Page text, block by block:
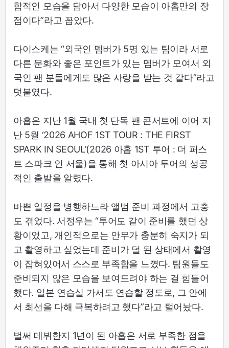
합적인 모습을 담아서 다양한 모습이 아홉만의 장
점이다”라고 꼽았다.
다이스케는 “외국인 멤버가 5명 있는 팀이라 서로
다른 문화와 좋은 포인트가 있는 멤버가 모여서 외
국인 팬 분들에게도 많은 사랑을 받는 것 같다”라고
덧붙였다.
아홉은 지난 1월 국내 첫 단독 팬 콘서트에 이어 지
난 5월 ‘2026 AHOF 1ST TOUR : THE FIRST
SPARK IN SEOUL’(2026 아홉 1ST 투어 : 더 퍼스
트 스파크 인 서울)을 통해 첫 아시아 투어의 성공
적인 출발을 알렸다.
바쁜 일정을 병행하느라 앨범 준비 과정에서 고충
도 겪었다. 서정우는 “투어도 같이 준비를 했던 상
황이었고, 개인적으로는 안무가 충분히 숙지가 되
고 촬영하고 싶었는데 준비가 덜 된 상태에서 촬영
이 잡혀있어서 스스로 부족함을 느꼈다. 팀원들도
준비되지 않은 모습을 보여드려야 하는 걸 힘들어
했다. 일본 연습실 가서도 연습할 정도로, 그 안에
서 최선을 다해 극복하려고 했다”라고 털어놨다.
벌써 데뷔한지 1년이 된 아홉은 서로 부족한 점을